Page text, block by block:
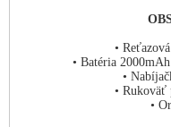
•
• Batéria
•
•
•